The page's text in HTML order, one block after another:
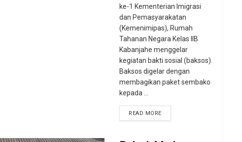
ke-1 Kementerian Imigrasi
dan Pemasyarakatan
(Kemenimipas), Rumah
Tahanan Negara Kelas IIB
Kabanjahe menggelar
kegiatan bakti sosial (baksos).
Baksos digelar dengan
membagikan paket sembako
kepada ...
READ MORE